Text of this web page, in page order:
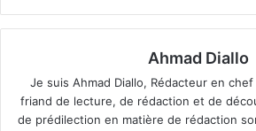
Ahmad Diallo
Je suis Ahmad Diallo, Rédacteur en
friand de lecture, de rédaction et de
de prédilection en matière de rédaction